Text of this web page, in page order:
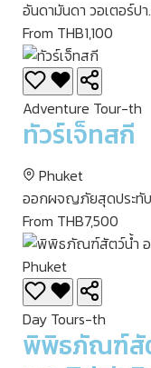
อันดามันดา วอเตอร์ปา
From THB1,100
Adventure Tour-th
ทัวร์เจ็ทสกี
Phuket
ออกผจญภัยสุดประทับ
From THB7,500
Day Tours-th
พิพิธภัณฑ์สัต